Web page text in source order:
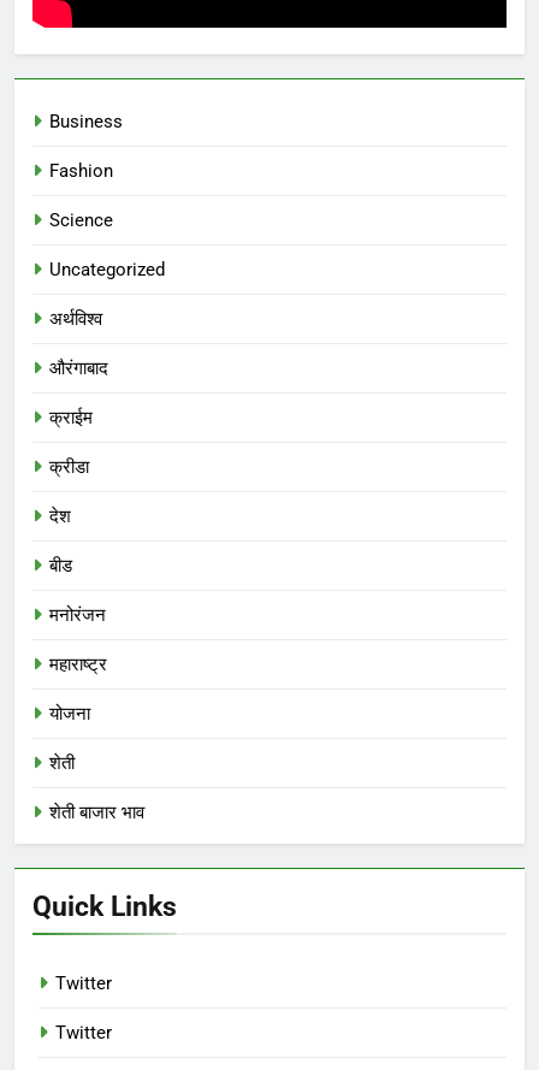
Business
Fashion
Science
Uncategorized
अर्थविश्व
औरंगाबाद
क्राईम
क्रीडा
देश
बीड
मनोरंजन
महाराष्ट्र
योजना
शेती
शेती बाजार भाव
Quick Links
Twitter
Twitter